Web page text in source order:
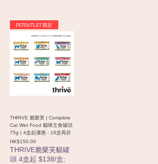
PETOUTLET 限定
THRIVE 脆樂芙 | Complete
Cat Wet Food 貓咪主食罐頭
75g | 4盒起優惠 - 16盒再折
價格
HK$150.00
THRIVE脆樂芙貓罐
頭 4盒起 $138/盒;